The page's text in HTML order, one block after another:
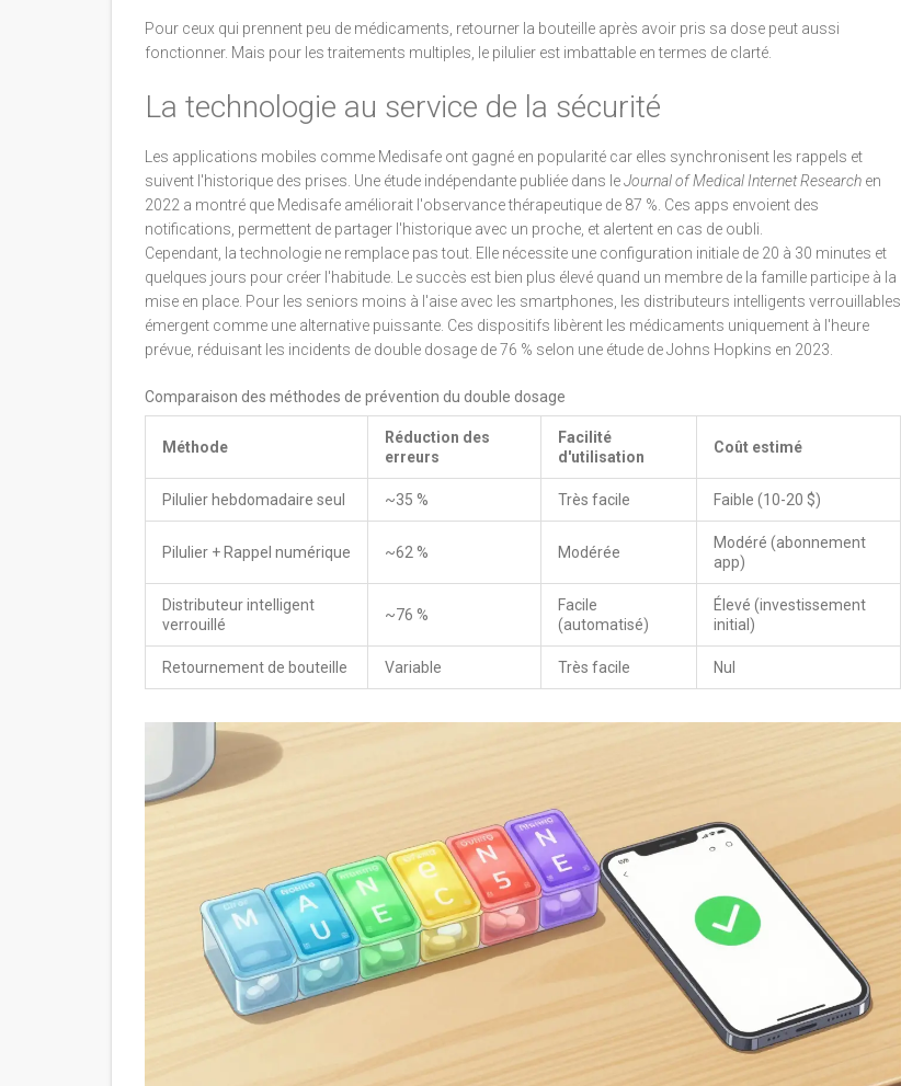
Pour ceux qui prennent peu de médicaments, retourner la bouteille après avoir pris sa dose peut aussi
fonctionner. Mais pour les traitements multiples, le pilulier est imbattable en termes de clarté.
La technologie au service de la sécurité
Les applications mobiles comme Medisafe ont gagné en popularité car elles synchronisent les rappels et
suivent l'historique des prises. Une étude indépendante publiée dans leJournal of Medical Internet Research en
2022 a montré que Medisafe améliorait l'observance thérapeutique de 87 %. Ces apps envoient des
notifications, permettent de partager l'historique avec un proche, et alertent en cas de oubli.
Cependant, la technologie ne remplace pas tout. Elle nécessite une configuration initiale de 20 à 30 minutes et
quelques jours pour créer l'habitude. Le succès est bien plus élevé quand un membre de la famille participe à la
mise en place. Pour les seniors moins à l'aise avec les smartphones, les distributeurs intelligents verrouillables
émergent comme une alternative puissante. Ces dispositifs libèrent les médicaments uniquement à l'heure
prévue, réduisant les incidents de double dosage de 76 % selon une étude de Johns Hopkins en 2023.
Comparaison des méthodes de prévention du double dosage
Méthode
Réduction des
erreurs
Facilité
d'utilisation
Coût estimé
Pilulier hebdomadaire seul ~35 % Très facile Faible (10-20 $)
Pilulier + Rappel numérique ~62 % Modérée
Modéré (abonnement
app)
Distributeur intelligent
verrouillé
~76 %
Facile
(automatisé)
Élevé (investissement
initial)
Retournement de bouteille Variable Très facile Nul